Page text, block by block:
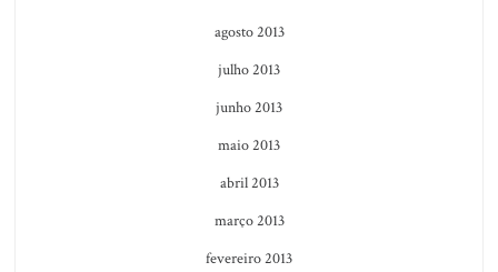
agosto 2013
julho 2013
junho 2013
maio 2013
abril 2013
março 2013
fevereiro 2013